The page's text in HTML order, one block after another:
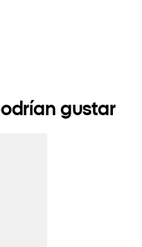
gustar